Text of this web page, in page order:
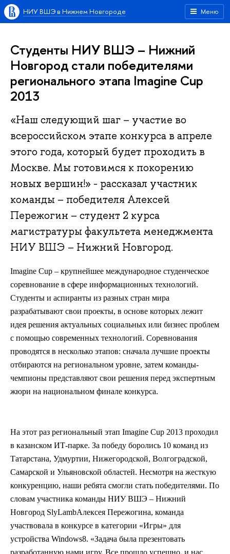
Меню
НИУ ВШЭ в Нижнем Новгороде
Студенты НИУ ВШЭ – Нижний
Новгород стали победителями
регионального этапа Imagine Cup
2013
«Наш следующий шаг – участие во
всероссийском этапе конкурса в апреле
этого года, который будет проходить в
Москве. Мы готовимся к покорению
новых вершин!» - рассказал участник
команды – победителя Алексей
Пережогин – студент 2 курса
магистратуры факультета менеджмента
НИУ ВШЭ – Нижний Новгород.
Imagine Cup – крупнейшее международное студенческое
соревнование в сфере информационных технологий.
Студенты и аспиранты из разных стран мира
разрабатывают свои проекты, в основе которых лежит
идея решения актуальных социальных или бизнес проблем
с помощью современных технологий. Соревнования
проводятся в несколько этапов: сначала лучшие проекты
отбираются на региональном уровне, затем команды-
чемпионы представляют свои решения перед экспертным
жюри на национальном финале конкурса.
На этот раз региональный этап Imagine Cup 2013 проходил
в казанском ИТ-парке. За победу боролись 10 команд из
Татарстана, Удмуртии, Нижегородской, Волгоградской,
Самарской и Ульяновской областей. Несмотря на жесткую
конкуренцию, наши ребята смогли стать победителями. По
словам участника команды НИУ ВШЭ – Нижний
Новгород SlyLambАлексея Пережогина, команда
участвовала в конкурсе в категории «Игры» для
устройства Windows8. «Задача была презентовать
разработанную нами игру. Все прошло успешно, и нас